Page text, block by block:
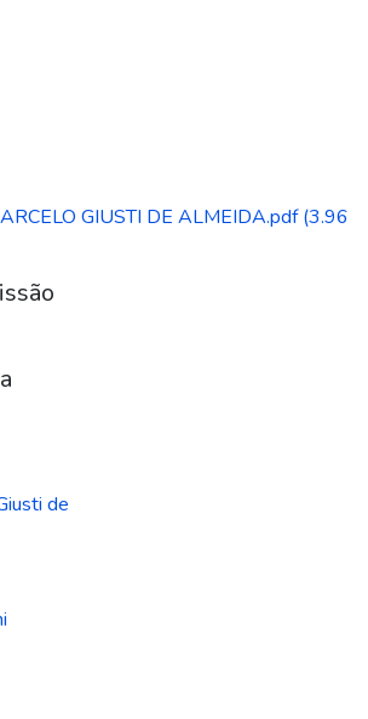
GIUSTI DE ALMEIDA.pdf(3.96
de